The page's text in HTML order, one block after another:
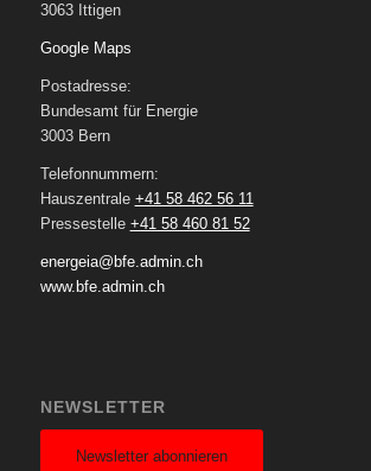
3063 Ittigen
Google Maps
Postadresse:
Bundesamt für Energie
3003 Bern
Telefonnummern:
Hauszentrale +41 58 462 56 11
Pressestelle +41 58 460 81 52
energeia@bfe.admin.ch
www.bfe.admin.ch
NEWSLETTER
Newsletter abonnieren